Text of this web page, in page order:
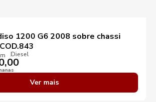
1200 G6 2008 sobre chassi
Diesel
Ver mais